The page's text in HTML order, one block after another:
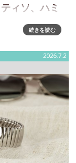
ィソ、ハミ
ストア＆ワークシ
（ロンジン）、
）、Ha
続きを読む
2026.7.2